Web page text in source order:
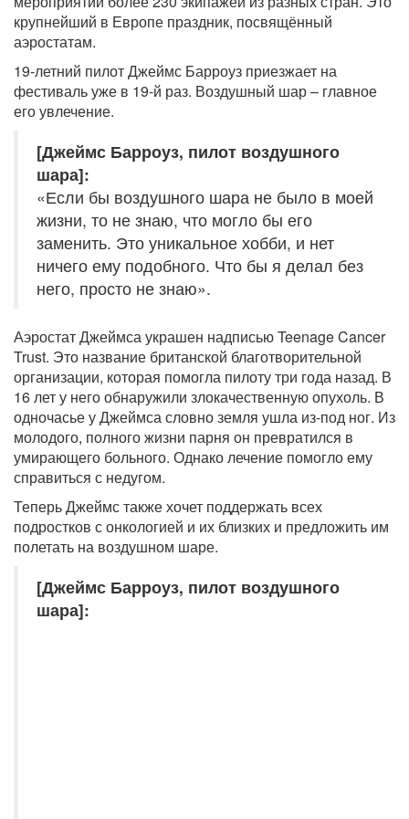
крупнейший в Европе праздник, посвящённый
аэростатам.
19-летний пилот Джеймс Барроуз приезжает на
фестиваль уже в 19-й раз. Воздушный шар – главное
его увлечение.
[Джеймс Барроуз, пилот воздушного
шара]:
«Если бы воздушного шара не было в моей
жизни, то не знаю, что могло бы его
заменить. Это уникальное хобби, и нет
ничего ему подобного. Что бы я делал без
него, просто не знаю».
Аэростат Джеймса украшен надписью Teenage Cancer
Trust. Это название британской благотворительной
организации, которая помогла пилоту три года назад. В
16 лет у него обнаружили злокачественную опухоль. В
одночасье у Джеймса словно земля ушла из-под ног. Из
молодого, полного жизни парня он превратился в
умирающего больного. Однако лечение помогло ему
справиться с недугом.
Теперь Джеймс также хочет поддержать всех
подростков с онкологией и их близких и предложить им
полетать на воздушном шаре.
[Джеймс Барроуз, пилот воздушного
шара]: